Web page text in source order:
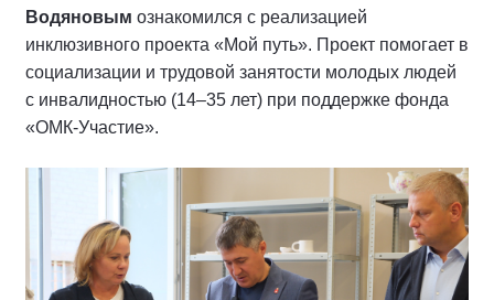
Водяновым ознакомился с реализацией
инклюзивного проекта «Мой путь». Проект помогает в
социализации и трудовой занятости молодых людей
с инвалидностью (14–35 лет) при поддержке фонда
«ОМК-Участие».